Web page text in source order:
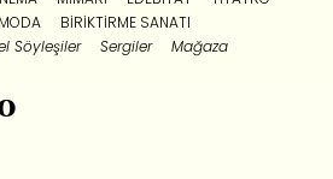
MODA
BIRIKTIRME SANATI
Söyleşiler Sergiler Mağaza